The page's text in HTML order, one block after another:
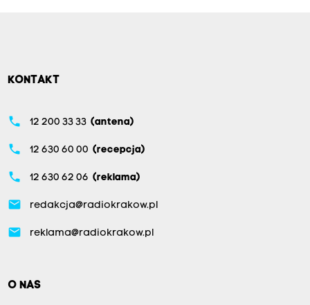
KONTAKT
phone 12 200 33 33 (antena)
phone 12 630 60 00 (recepcja)
phone 12 630 62 06 (reklama)
email redakcja@radiokrakow.pl
email reklama@radiokrakow.pl
O NAS